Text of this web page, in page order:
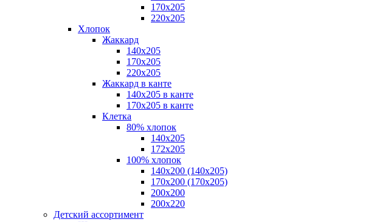
170х205
220х205
Хлопок
Жаккард
140x205
170х205
220х205
Жаккард в канте
140х205 в канте
170х205 в канте
Клетка
80% хлопок
140x205
172х205
100% хлопок
140x200 (140х205)
170x200 (170х205)
200х200
200х220
Детский ассортимент